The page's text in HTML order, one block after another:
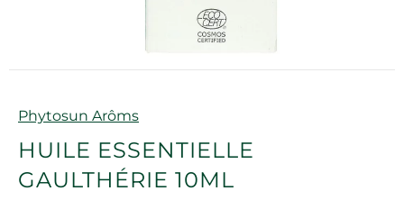
Marque
Phytosun Arôms
HUILE ESSENTIELLE
GAULTHÉRIE 10ML